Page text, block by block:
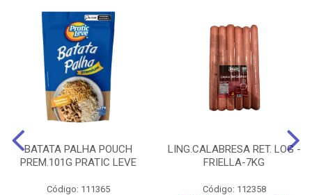
BATATA PALHA POUCH
PREM.101G PRATIC LEVE
Código: 111365
LING.CALABRESA RET. LOG -
FRIELLA-7KG
Código: 112358